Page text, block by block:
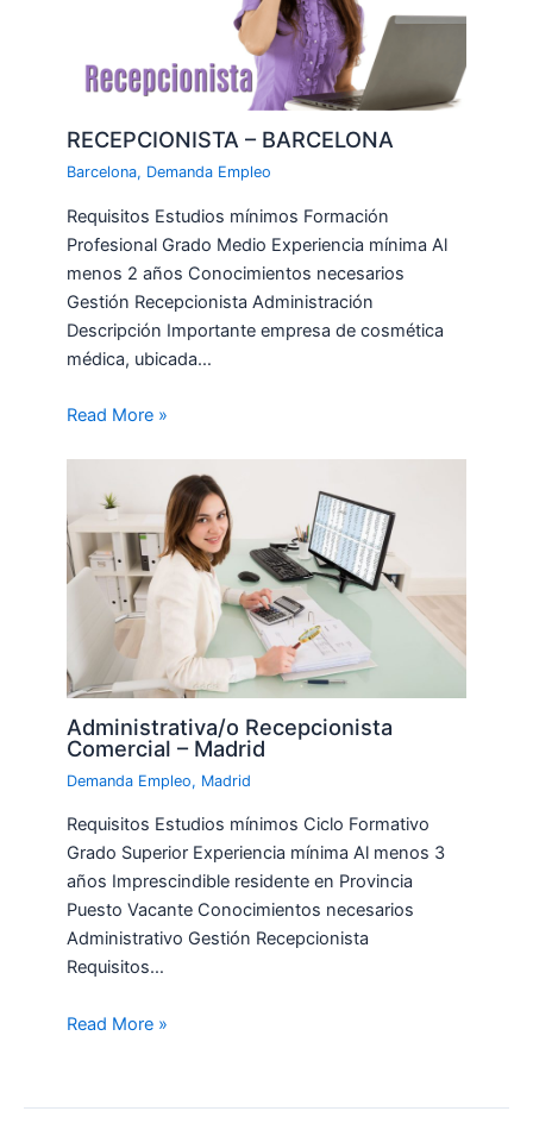
RECEPCIONISTA – BARCELONA
Barcelona, Demanda Empleo
Requisitos Estudios mínimos Formación
Profesional Grado Medio Experiencia mínima Al
menos 2 años Conocimientos necesarios
Gestión Recepcionista Administración
Descripción Importante empresa de cosmética
médica, ubicada…
Read More »
Administrativa/o Recepcionista
Comercial – Madrid
Demanda Empleo, Madrid
Requisitos Estudios mínimos Ciclo Formativo
Grado Superior Experiencia mínima Al menos 3
años Imprescindible residente en Provincia
Puesto Vacante Conocimientos necesarios
Administrativo Gestión Recepcionista
Requisitos…
Read More »